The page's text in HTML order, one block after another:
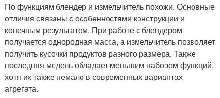
По функциям блендер и измельчитель похожи. Основные
отличия связаны с особенностями конструкции и
конечным результатом. При работе с блендером
получается однородная масса, а измельчитель позволяет
получить кусочки продуктов разного размера. Также
последняя модель обладает меньшим набором функций,
хотя их также немало в современных вариантах
агрегата.